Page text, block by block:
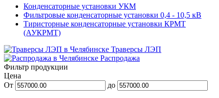
Конденсаторные установки УКМ
Фильтровые конденсаторные установки 0,4 - 10,5 кВ
Тиристорные конденсаторные установки КРМТ
(АУКРМТ)
Траверсы ЛЭП
Распродажа
Фильтр продукции
Цена
От
до